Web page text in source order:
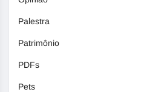
Palestra
Patrimônio
PDFs
Pets